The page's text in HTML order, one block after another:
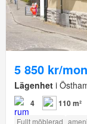
5 850 kr/
Lägenhet i
4 110 m²
Fullt möblerad